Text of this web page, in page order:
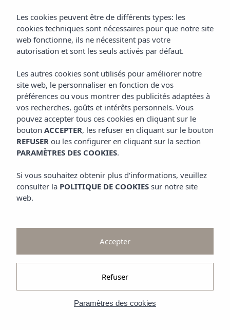
Célébrez
Événements
Profitez
Contemplez
Galerie
Les cookies peuvent être de différents types: les
cookies techniques sont nécessaires pour que notre site
web fonctionne, ils ne nécessitent pas votre
autorisation et sont les seuls activés par défaut.
Les autres cookies sont utilisés pour améliorer notre
site web, le personnaliser en fonction de vos
préférences ou vous montrer des publicités adaptées à
vos recherches, goûts et intérêts personnels. Vous
pouvez accepter tous ces cookies en cliquant sur le
bouton ACCEPTER, les refuser en cliquant sur le bouton
REFUSER ou les configurer en cliquant sur la section
PARAMÈTRES DES COOKIES.
Si vous souhaitez obtenir plus d'informations, veuillez
consulter la POLITIQUE DE COOKIES sur notre site
web.
Paramètres des cookies
Refuser
Accepter